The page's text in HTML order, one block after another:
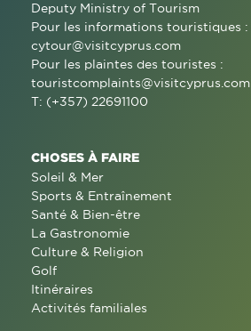
Deputy Ministry of Tourism
Pour les informations touristiques :
cytour@visitcyprus.com
Pour les plaintes des touristes :
touristcomplaints@visitcyprus.com
T: (+357) 22691100
CHOSES À FAIRE
Soleil & Mer
Sports & Entraînement
Santé & Bien-être
La Gastronomie
Culture & Religion
Golf
Itinéraires
Activités familiales